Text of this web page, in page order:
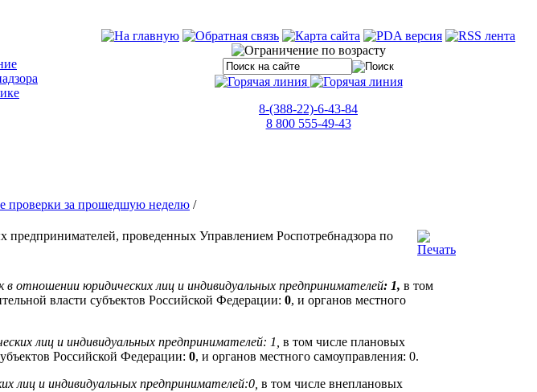
8-(388-22)-6-43-84
8 800 555-49-43
проверки за прошедшую неделю /
проведенных Управлением Роспотребнадзора по
отношении юридических лиц и индивидуальных предпринимателей: 1, в том
власти субъектов Российской Федерации: 0, и органов местного
лиц и индивидуальных предпринимателей: 1, в том числе плановых
Российской Федерации: 0, и органов местного самоуправления: 0.
лиц и индивидуальных предпринимателей:0, в том числе внеплановых